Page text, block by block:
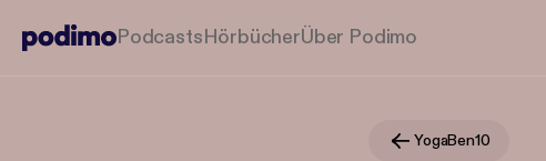
PodcastsHörbücherÜber Podimo
YogaBen10